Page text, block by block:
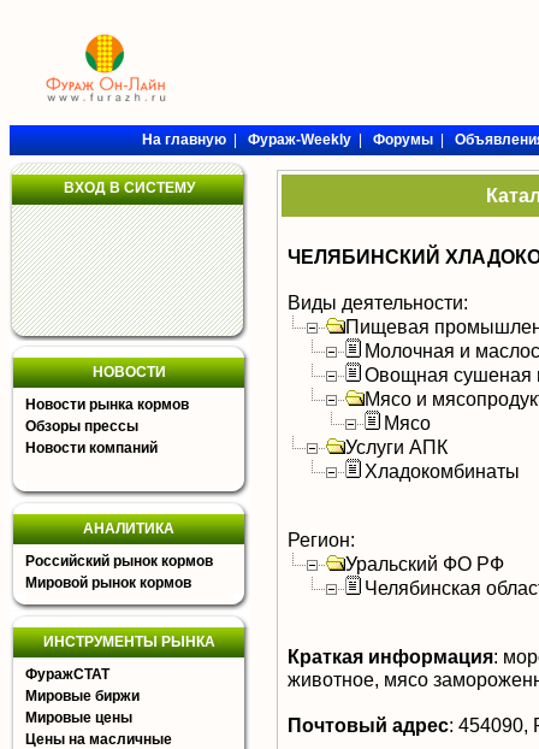
На главную|Фураж-Weekly|Форумы|
ВХОД В СИСТЕМУ
НОВОСТИ
Новости рынка кормов
Обзоры прессы
Новости компаний
АНАЛИТИКА
Российский рынок кормов
Мировой рынок кормов
ИНСТРУМЕНТЫ РЫНКА
ФуражСТАТ
Мировые биржи
Мировые цены
Цены на масличные
ЧЕЛЯБИНСКИЙ
Виды деятельности:
Пищевая
Молочная и
Овощная сушеная
Мясо и
Мясо
Услуги АПК
Хладокомбинаты
Регион:
Уральский ФО РФ
Челябинская
Краткая информация:
животное, мясо
Почтовый адрес: 454090,